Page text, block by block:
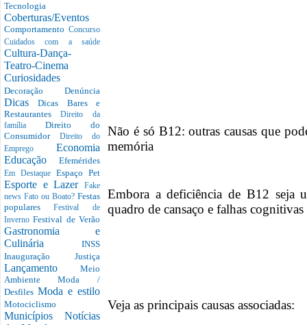
Tecnologia
Coberturas/Eventos
Comportamento Concurso
Cuidados com a saúde
Cultura-Dança-
Teatro-Cinema
Curiosidades
Decoração Denúncia
DicasDicas Bares e
RestaurantesDireito da
família Direito do
Consumidor Direito do
Emprego Economia
Educação Efemérides
Em Destaque Espaço Pet
Esporte e Lazer
Fake
news Fato ou Boato? Festas
popularesFestival de
InvernoFestival de Verão
Gastronomia e
Culinária INSS
Inauguração Justiça
Lançamento Meio
AmbienteModa /
Desfiles Moda e estilo
Motociclismo
Municípios Notícias
Não é só B12: outras causas que
memória
Embora a deficiência de B12 seja
quadro de cansaço e falhas
Veja as principais causas associadas: